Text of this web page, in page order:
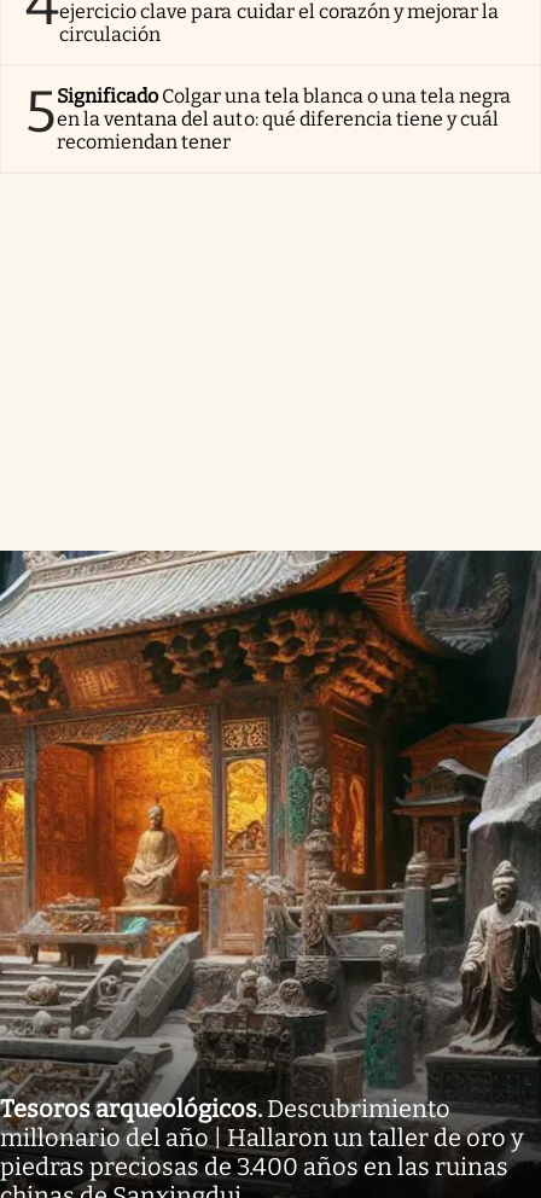
ejercicio clave para cuidar el corazón y mejorar la
circulación
5Significado Colgar una tela blanca o una tela negra
en la ventana del auto: qué diferencia tiene y cuál
recomiendan tener
Tesoros arqueológicos.Descubrimiento
millonario del año | Hallaron un taller de oro y
piedras preciosas de 3.400 años en las ruinas